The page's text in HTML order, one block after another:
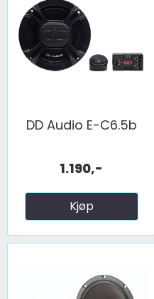
DD Audio E-C6.5b
1.190,-
Kjøp